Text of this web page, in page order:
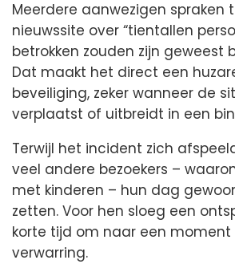
Meerdere aanwezigen spraken
nieuwssite over “tientallen
betrokken zouden zijn geweest
Dat maakt het direct een
beveiliging, zeker wanneer de
verplaatst of uitbreidt in een
Terwijl het incident zich
veel andere bezoekers –
met kinderen – hun dag
zetten. Voor hen sloeg een
korte tijd om naar een moment
verwarring.